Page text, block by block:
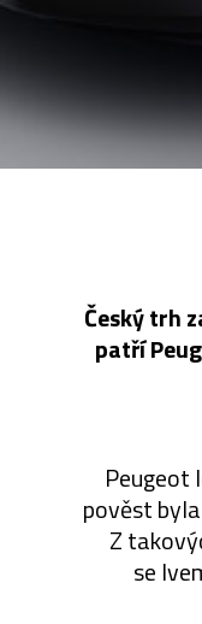
Český trh
patří
Peugeot
pověst
Z
se